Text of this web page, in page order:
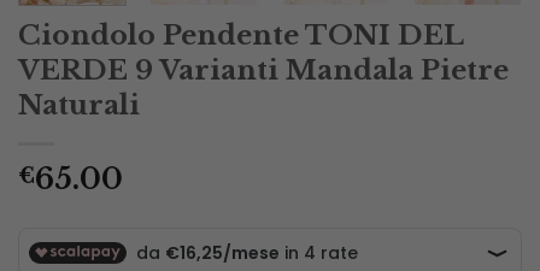
Ciondolo Pendente TONI DEL
VERDE 9 Varianti Mandala Pietre
Naturali
€65.00